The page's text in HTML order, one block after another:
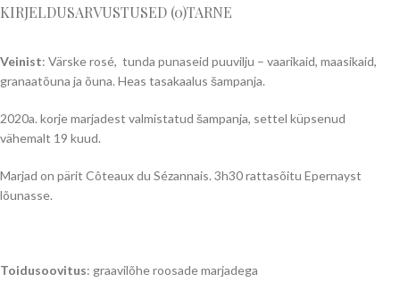
KIRJELDUSARVUSTUSED (0)TARNE
Veinist: Värske rosé, tunda punaseid puuvilju – vaarikaid, maasikaid,
granaatõuna ja õuna. Heas tasakaalus šampanja.
2020a. korje marjadest valmistatud šampanja, settel küpsenud
vähemalt 19 kuud.
Marjad on pärit Côteaux du Sézannais. 3h30 rattasõitu Epernayst
lõunasse.
Toidusoovitus: graavilõhe roosade marjadega